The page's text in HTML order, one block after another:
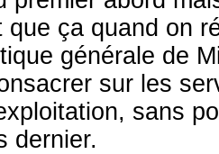
que ça quand on
générale de
sur les
sans
dernier.